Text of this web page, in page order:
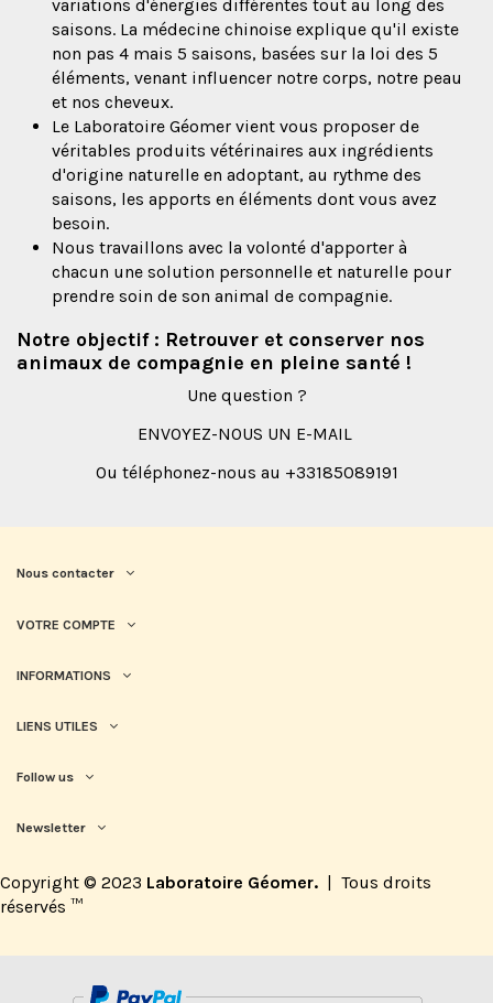
variations d'énergies différentes tout au long des
saisons. La médecine chinoise explique qu'il existe
non pas 4 mais 5 saisons, basées sur la loi des 5
éléments, venant influencer notre corps, notre peau
et nos cheveux.
Le Laboratoire Géomer vient vous proposer de
véritables produits vétérinaires aux ingrédients
d'origine naturelle en adoptant, au rythme des
saisons, les apports en éléments dont vous avez
besoin.
Nous travaillons avec la volonté d'apporter à
chacun une solution personnelle et naturelle pour
prendre soin de son animal de compagnie.
Notre objectif : Retrouver et conserver nos
animaux de compagnie en pleine santé !
Une question ?
ENVOYEZ-NOUS UN E-MAIL
Ou téléphonez-nous au +33185089191
Nous contacter
VOTRE COMPTE
INFORMATIONS
LIENS UTILES
Follow us
Newsletter
Copyright © 2023 Laboratoire Géomer.
Tous droits
réservés ™